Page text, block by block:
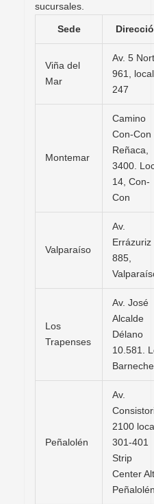
sucursales.
Sede
Viña del
Mar
Av. 5
961, local
247
Montemar
Camino
Con-Con
Reñaca,
3400.
14, Con-
Con
Valparaíso
Av.
Errázuriz
885,
Los
Trapenses
Av. José
Alcalde
Délano
10.581.
Peñalolén
Av.
2100 local
301-401
Strip
Center
Peñalolén